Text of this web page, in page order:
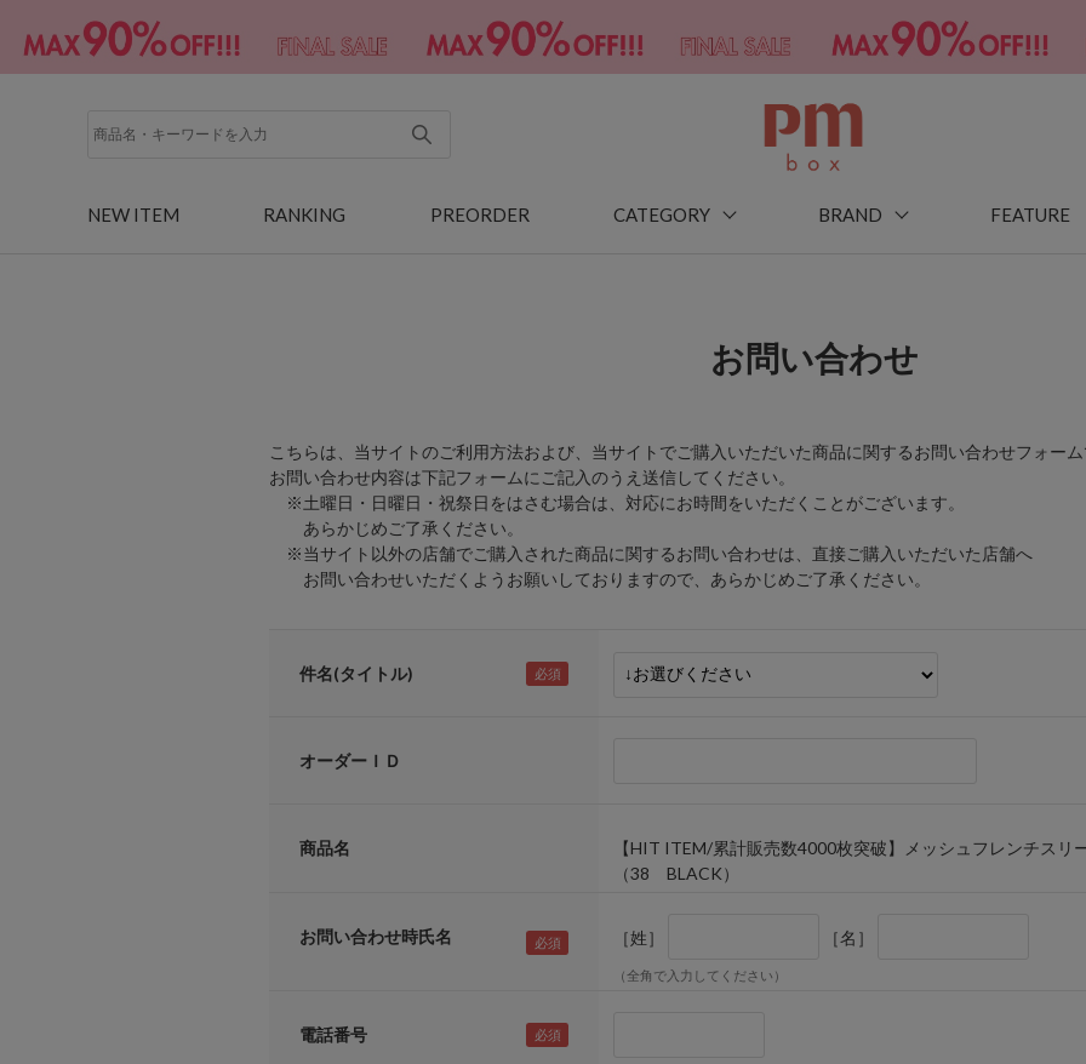
NEW ITEM RANKING PREORDER CATEGORY BRAND FEATURE
お問い合わせ
こちらは、当サイトのご利用方法および、当サイトでご購入いただいた商品に関するお問い合わせフォーム
お問い合わせ内容は下記フォームにご記入のうえ送信してください。
※土曜日・日曜日・祝祭日をはさむ場合は、対応にお時間をいただくことがございます。
あらかじめご了承ください。
※当サイト以外の店舗でご購入された商品に関するお問い合わせは、直接ご購入いただいた店舗へ
お問い合わせいただくようお願いしておりますので、あらかじめご了承ください。
件名(タイトル)
オーダーＩＤ
商品名
【HIT ITEM/累計販売数4000枚突破】メッシュフレンチスリ
（38 BLACK）
お問い合わせ時氏名 ［姓］ ［名］
（全角で入力してください）
電話番号